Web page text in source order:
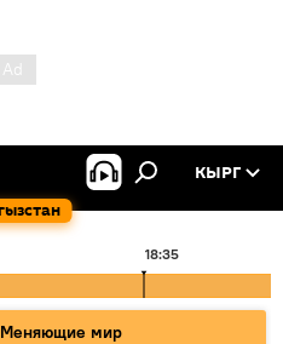
КЫРГ
18:35
Меняющие мир